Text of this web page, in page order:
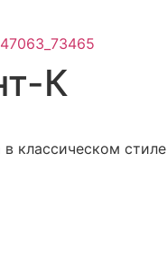
К
классическом стиле